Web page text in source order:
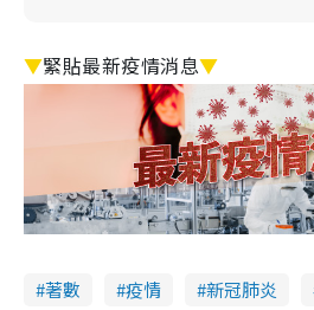
▼緊貼最新疫情消息▼
著數 疫情 新冠肺炎